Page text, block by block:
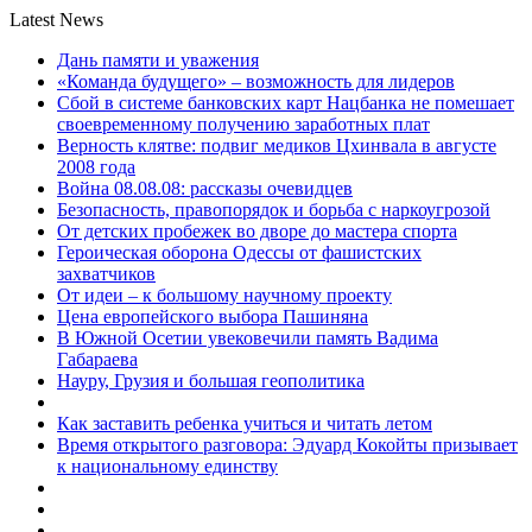
Latest News
Дань памяти и уважения
«Команда будущего» – возможность для лидеров
Сбой в системе банковских карт Нацбанка не помешает
своевременному получению заработных плат
Верность клятве: подвиг медиков Цхинвала в августе
2008 года
Война 08.08.08: рассказы очевидцев
Безопасность, правопорядок и борьба с наркоугрозой
От детских пробежек во дворе до мастера спорта
Героическая оборона Одессы от фашистских
захватчиков
От идеи – к большому научному проекту
Цена европейского выбора Пашиняна
В Южной Осетии увековечили память Вадима
Габараева
Науру, Грузия и большая геополитика
Как заставить ребенка учиться и читать летом
Время открытого разговора: Эдуард Кокойты призывает
к национальному единству